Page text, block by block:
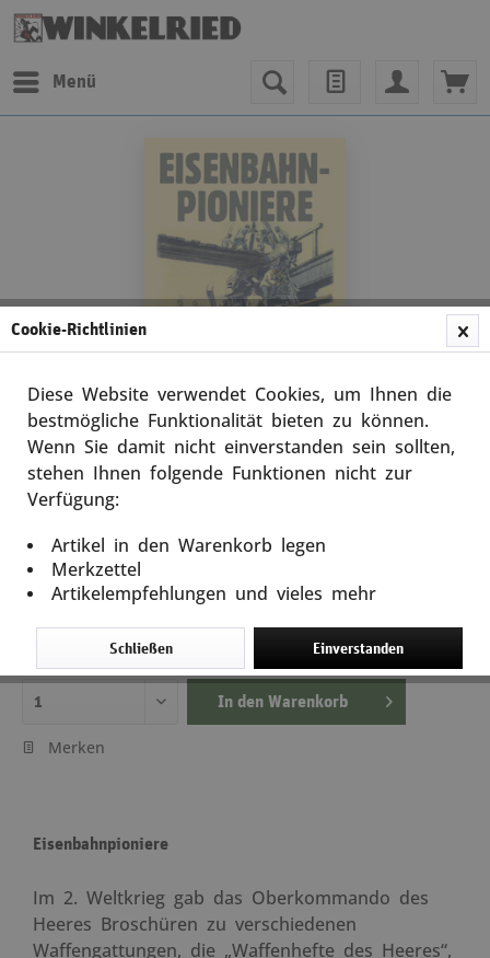
Menü
Waffenhefte des Heeres
Eisenbahnpioniere
Artikel-Nr.: 11224
6,80 €
inkl. MwSt.zzgl. Versandkosten
Lieferzeit ca. 5 Tage
In den Warenkorb
Merken
Eisenbahnpioniere
Im 2. Weltkrieg gab das Oberkommando des
Heeres Broschüren zu verschiedenen
Waffengattungen, die „Waffenhefte des Heeres“,
Cookie-Richtlinien
Diese Website verwendet Cookies, um Ihnen die
bestmögliche Funktionalität bieten zu können.
Wenn Sie damit nicht einverstanden sein sollten,
stehen Ihnen folgende Funktionen nicht zur
Verfügung:
Artikel in den Warenkorb legen
Merkzettel
Artikelempfehlungen und vieles mehr
Einverstanden
Schließen